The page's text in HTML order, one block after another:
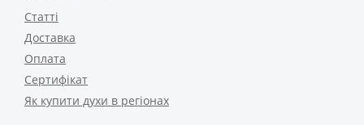
Статті
Доставка
Оплата
Сертифікат
Як купити духи в регіонах